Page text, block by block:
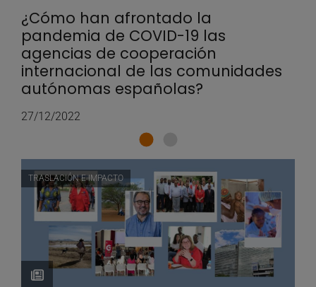
¿Cómo han afrontado la
pandemia de COVID-19 las
agencias de cooperación
internacional de las comunidades
autónomas españolas?
27/12/2022
TRASLACIÓN E IMPACTO